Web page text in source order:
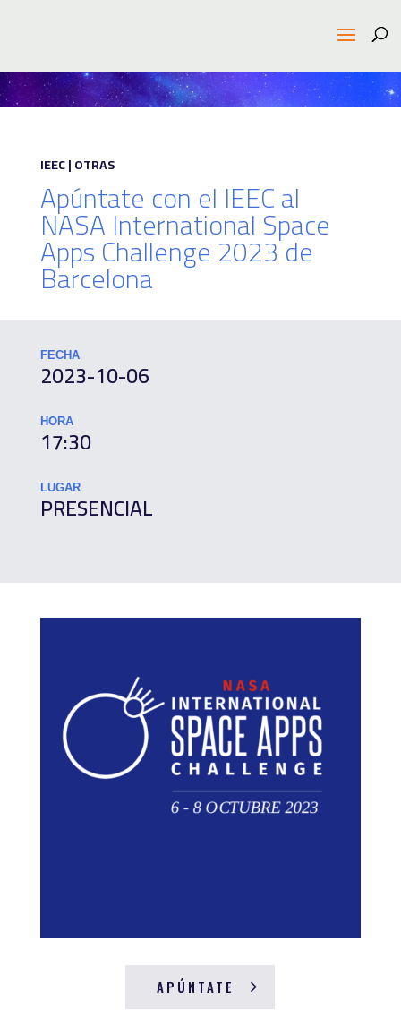
IEEC | OTRAS
Apúntate con el IEEC al
NASA International Space
Apps Challenge 2023 de
Barcelona
FECHA
2023-10-06
HORA
17:30
LUGAR
PRESENCIAL
APÚNTATE